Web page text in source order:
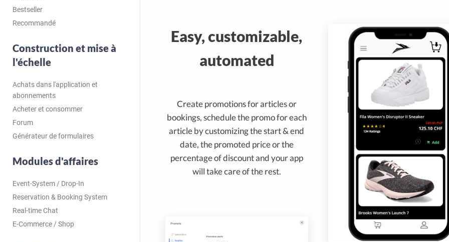
Bestseller
Recommandé
Construction et mise à
l'échelle
Achats dans l'application et
abonnements
Acheter et consommer
Forum
Générateur de formulaires
Modules d'affaires
Event-System / Drop-In
Reservation & Booking System
Real-time Chat
E-Commerce / Shop
Easy, customizable,
automated
Create promotions for articles or
bookings, schedule the promo for each
article by customizing the start & end
date, the promoted price or the
percentage of discount and your app
will take care of the rest.